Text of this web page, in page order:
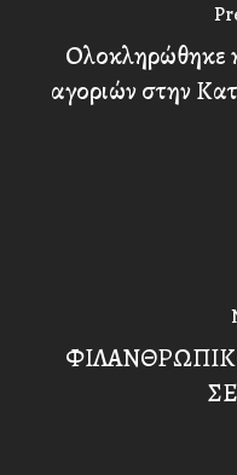
Ολοκληρώθηκε
αγοριών στην